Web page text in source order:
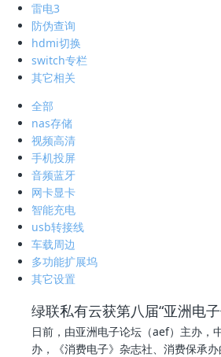
雷电3
防伪查询
hdmi切换
switch专栏
其它相关
全部
nas存储
视频高清
手机投屏
音频蓝牙
网卡显卡
智能充电
usb转接线
车载周边
多功能扩展坞
其它设置
绿联私有云获第八届“亚洲电
日前，由亚洲电子论坛（aef）主办，
办，《消费电子》杂志社、消费保承